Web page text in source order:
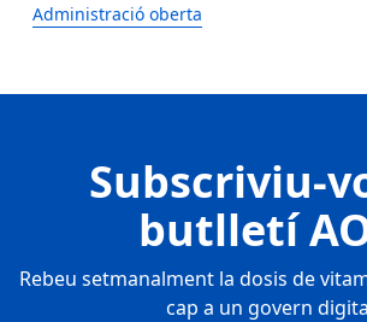
Administració oberta
Subscriviu-
butlletí
Rebeu setmanalment la dosis de
cap a un govern